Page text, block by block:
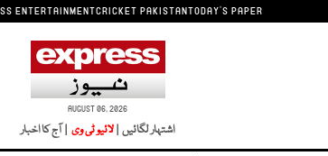
ENTERTAINMENTCRICKET PAKISTANTODAY'S PAPER
AUGUST 06, 2026
اشتہار لگائیں | | آج کا اخبار